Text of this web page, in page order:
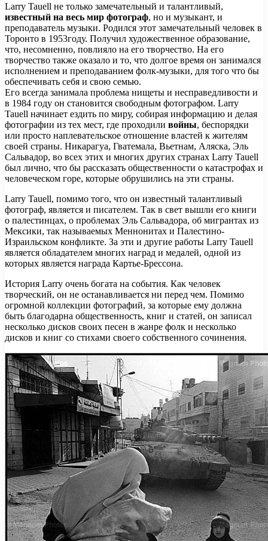
Larry Tauell не только замечательный и талантливый,
известный на весь мир фотограф, но и музыкант, и
преподаватель музыки. Родился этот замечательный человек в
Торонто в 1953году. Получил художественное образование,
что, несомненно, повлияло на его творчество. На его
творчество также оказало и то, что долгое время он занимался
исполнением и преподаванием фолк-музыки, для того что бы
обеспечивать себя и свою семью.
Его всегда занимала проблема нищеты и несправедливости и
в 1984 году он становится свободным фотографом. Larry
Tauell начинает ездить по миру, собирая информацию и делая
фотографии из тех мест, где проходили войны, беспорядки
или просто наплевательское отношение властей к жителям
своей страны. Никарагуа, Гватемала, Вьетнам, Аляска, Эль
Сальвадор, во всех этих и многих других странах Larry Tauell
был лично, что бы рассказать общественности о катастрофах и
человеческом горе, которые обрушились на эти страны.
Larry Tauell, помимо того, что он известный талантливый
фотограф, является и писателем. Так в свет вышли его книги
о палестинцах, о проблемах Эль Сальвадора, об мигрантах из
Мексики, так называемых Меннонитах и Палестино-
Израильском конфликте. За эти и другие работы Larry Tauell
является обладателем многих наград и медалей, одной из
которых является награда Картье-Брессона.
История Larry очень богата на события. Как человек
творческий, он не останавливается ни перед чем. Помимо
огромной коллекции фотографий, за которые ему должна
быть благодарна общественность, книг и статей, он записал
несколько дисков своих песен в жанре фолк и несколько
дисков и книг со стихами своего собственного сочинения.